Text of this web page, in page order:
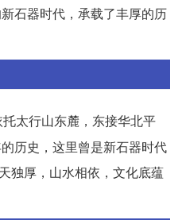
石器时代，承载了丰厚的历
太行山东麓，东接华北平
历史，这里曾是新石器时代
独厚，山水相依，文化底蕴